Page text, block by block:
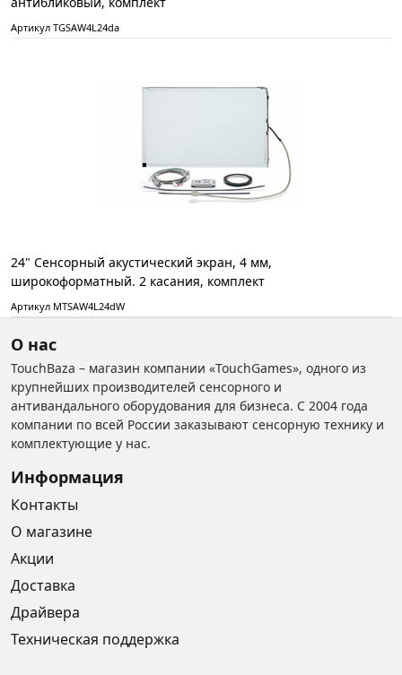
Артикул TGSAW4L24da
24" Сенсорный акустический экран, 4 мм,
широкоформатный. 2 касания, комплект
Артикул MTSAW4L24dW
О нас
TouchBaza – магазин компании «TouchGames», одного из
крупнейших производителей сенсорного и
антивандального оборудования для бизнеса. С 2004 года
компании по всей России заказывают сенсорную технику и
комплектующие у нас.
Информация
Контакты
О магазине
Акции
Доставка
Драйвера
Техническая поддержка